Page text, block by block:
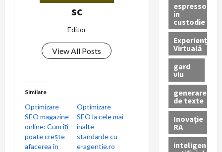
sc
Editor
View All Posts
Similare
Optimizare
SEO magazine
online: Cum îți
poate crește
afacerea în
Optimizare
SEO la cele mai
înalte
standarde cu
e-agentie.ro
espressor
in
custodie
Experiență
Virtuală
gard
viu
generare
de texte
Inovație
RA
inteligenta